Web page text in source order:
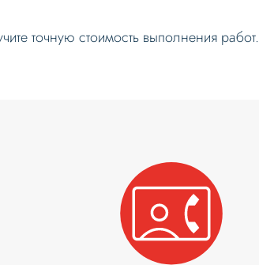
точную стоимость выполнения работ.